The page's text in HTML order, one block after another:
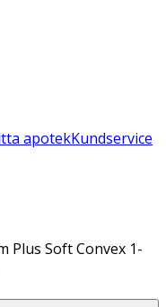
apotekKundservice
Plus Soft Convex 1-